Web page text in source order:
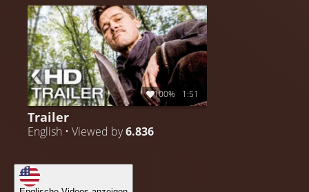
100% 1:51
Trailer
English • Viewed by6.836